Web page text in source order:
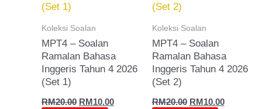
Koleksi Soalan
MPT4 – Soalan
Ramalan Bahasa
Inggeris Tahun 4 2026
(Set 1)
RM20.00 RM10.00
Koleksi Soalan
MPT4 – Soalan
Ramalan Bahasa
Inggeris Tahun 4 2026
(Set 2)
RM20.00 RM10.00